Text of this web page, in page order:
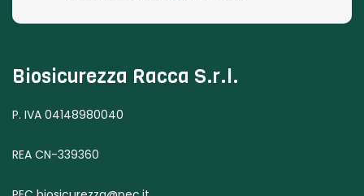
Biosicurezza Racca S.r.l.
P. IVA 04148980040
REA CN-339360